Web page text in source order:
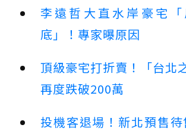
李遠哲大直水岸豪宅
底」！專家曝原因
頂級豪宅打折賣！「台北
再度跌破200萬
投機客退場！新北預售